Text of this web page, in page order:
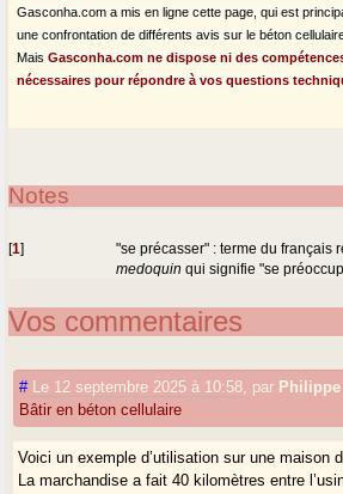
Gasconha.com a mis en ligne cette page, qui est
une confrontation de différents avis sur le béton
MaisGasconha.com ne dispose ni des
nécessaires pour répondre à vos questions
Notes
[1]
"se précasser" : terme du français
medoquin qui signifie "se
Vos commentaires
# Le 12 septembre 2025 à 10:58 par
Bâtir en béton cellulaire
Voici un exemple d’utilisation sur une maison
La marchandise a fait 40 kilomètres entre